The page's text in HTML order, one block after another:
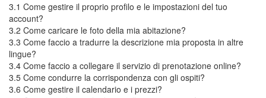
3.1 Come gestire il proprio profilo e le impostazioni del tuo
account?
3.2 Come caricare le foto della mia abitazione?
3.3 Come faccio a tradurre la descrizione mia proposta in altre
lingue?
3.4 Come faccio a collegare il servizio di prenotazione online?
3.5 Come condurre la corrispondenza con gli ospiti?
3.6 Come gestire il calendario e i prezzi?